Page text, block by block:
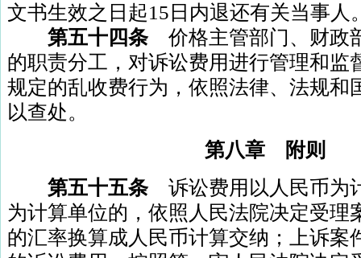
文书生效之日起15 日内退还有关当事人
第五十四条 价格主管部门、财政
的职责分工，对诉讼费用进行管理和监
规定的乱收费行为，依照法律、法规和
以查处。
第八章 附则
第五十五条 诉讼费用以人民币为
为计算单位的，依照人民法院决定受理
的汇率换算成人民币计算交纳；上诉案